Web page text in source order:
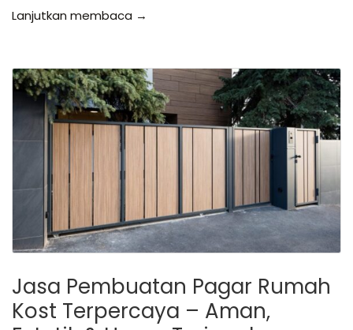
Lanjutkan membaca →
Jasa Pembuatan Pagar Rumah
Kost Terpercaya – Aman,